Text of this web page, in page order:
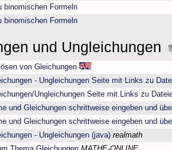
binomischen Formeln
binomischen Formeln
und Ungleichungen
von Gleichungen
- Ungleichungen Seite mit Links zu
Ungleichungen Seite mit Links zu
und Gleichungen schrittweise eingeben und
und Gleichungen schrittweise eingeben und
- Ungleichungen (java) realmath